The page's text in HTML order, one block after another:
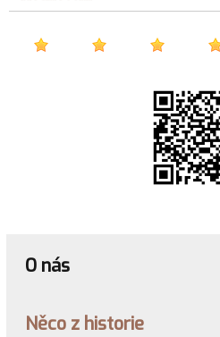
O nás
Něco z historie